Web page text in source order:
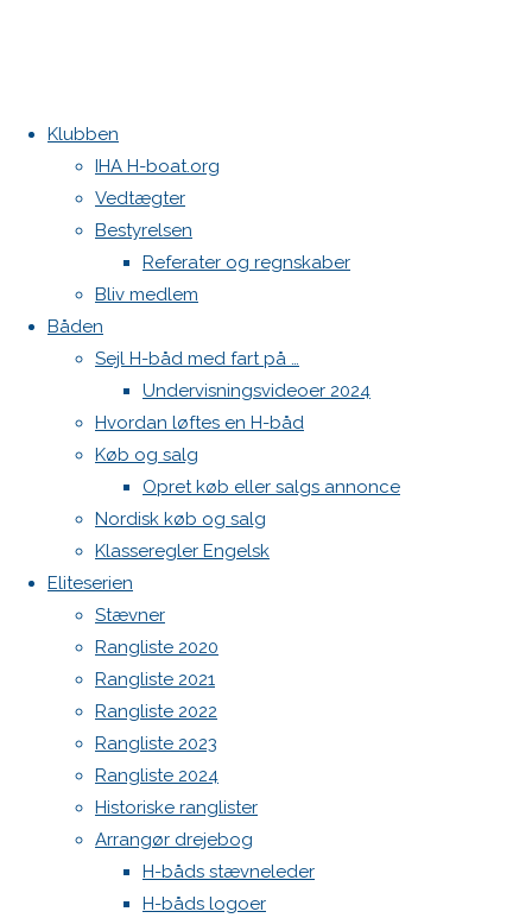
Klubben
IHA H-boat.org
Vedtægter
Bestyrelsen
Referater og regnskaber
Bliv medlem
Båden
Sejl H-båd med fart på …
Undervisningsvideoer 2024
Hvordan løftes en H-båd
Køb og salg
Opret køb eller salgs annonce
Nordisk køb og salg
Klasseregler Engelsk
Eliteserien
Stævner
Rangliste 2020
Rangliste 2021
Rangliste 2022
Rangliste 2023
Rangliste 2024
Historiske ranglister
Arrangør drejebog
H-båds stævneleder
H-båds logoer
Home
Nyheder
Verdensmesterskaberne
H-bådsliga stævne kalender
H-Boatshow
for
H-
både
i
Lydens
By i
Kontakt
Danske H-bådssejlere
Klubben: klubben@H-båd.dk
kontakt
Find os på
Seneste på H-båd.dk
4 brugte fokke sælges
Sejl, spilerstrømpe og rullefok-presenning til H-båd:
Høj Jensen fokke til salg
Log ind
WordPress.org
Top